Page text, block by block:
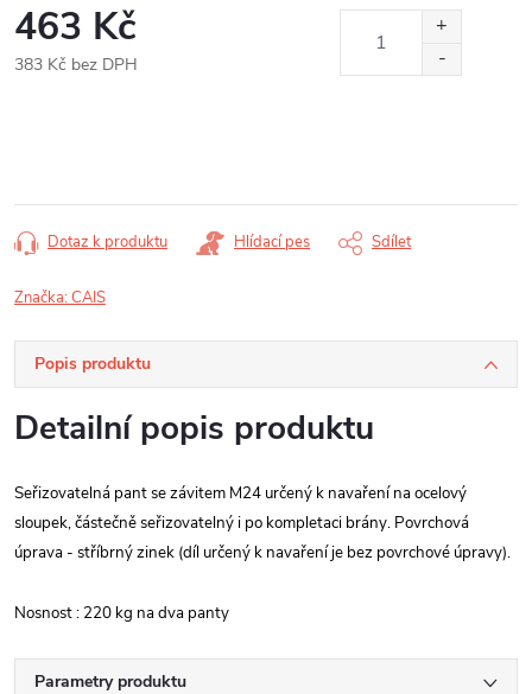
463 Kč
383 Kč bez DPH
Dotaz k produktu Hlídací pes Sdílet
Značka:CAIS
Popis produktu
Detailní popis produktu
Seřizovatelná pant se závitem M24 určený k navaření na ocelový
sloupek, částečně seřizovatelný i po kompletaci brány. Povrchová
úprava - stříbrný zinek (díl určený k navaření je bez povrchové úpravy).
Nosnost : 220 kg na dva panty
Parametry produktu